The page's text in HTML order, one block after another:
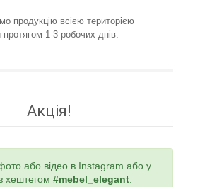
продукцію всією територією
протягом 1-3 робочих днів.
Акція!
або відео в Instagram або у
хештегом #mebel_elegant